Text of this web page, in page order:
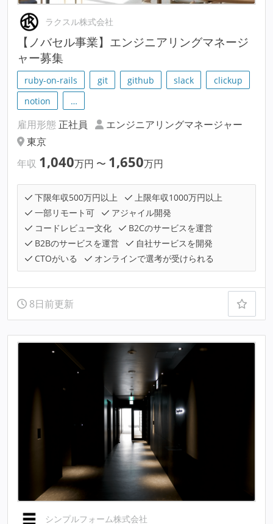
ラクスル株式会社
【ノバセル事業】エンジニアリングマネージ
ャー募集
ruby-on-rails git github slack
clickup
notion
…
雇用形態 正社員
エンジニアリングマネージャー
東京
年収 1,040万円 〜 1,650万円
下限年収500万円以上
上限年収1000万円以上
一部リモート可
アジャイル開発
コードレビュー文化
B2Cのサービスを運営
B2Bのサービスを運営
自社サービスを開発
CTOがいる
オンラインで選考が受けられる
8日前更新
シンプルフォーム株式会社